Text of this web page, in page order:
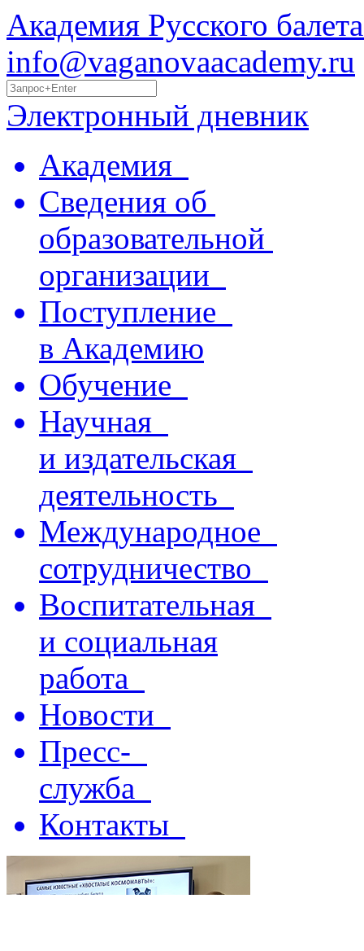
Академия Русского
info@vaganovaacademy.ru
Электронный дневник
Академия
Сведения об
образовательной
организации
Поступление
в Академию
Обучение
Научная
и издательская
деятельность
Международное
сотрудничество
Воспитательная
и социальная
работа
Новости
Пресс-
служба
Контакты